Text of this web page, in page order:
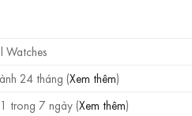
Watches
24 tháng (Xem thêm)
trong 7 ngày (Xem thêm)